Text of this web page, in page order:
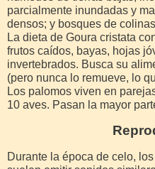
parcialmente inundadas y
densos; y bosques de
La dieta de Goura cristata
frutos caídos, bayas, hojas
invertebrados. Busca su
(pero nunca lo remueve, lo
Los palomos viven en
10 aves. Pasan la mayor
Durante la época de celo,